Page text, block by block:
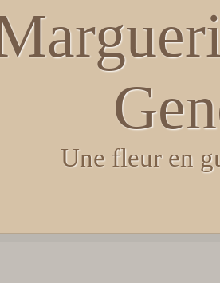
Une fleur en